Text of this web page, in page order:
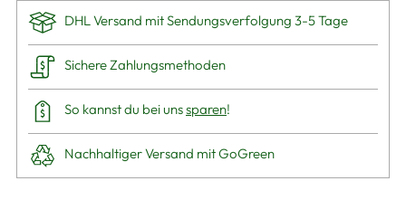
DHL Versand mit Sendungsverfolgung 3-5 Tage
Sichere Zahlungsmethoden
So kannst du bei unssparen!
Nachhaltiger Versand mit GoGreen